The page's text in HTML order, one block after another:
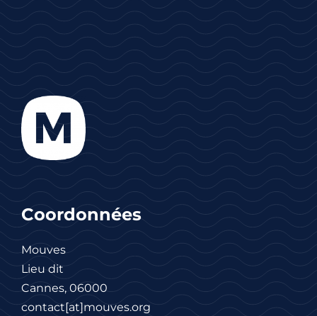
Coordonnées
Mouves
Lieu dit
Cannes, 06000
contact[at]mouves.org